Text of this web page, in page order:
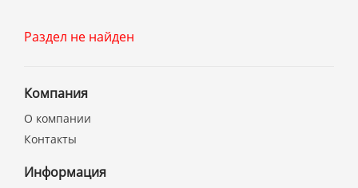
Раздел не найден
Компания
О компании
Контакты
Информация